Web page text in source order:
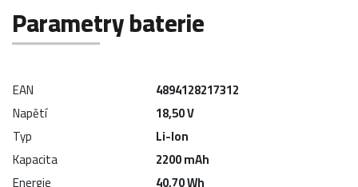
Parametry baterie
EAN
4894128217312
Napětí
18,50 V
Typ
Li-Ion
Kapacita
2200 mAh